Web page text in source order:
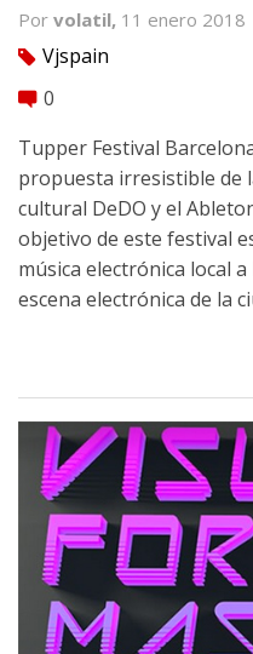
Por volatil, 11 enero 2018
tag Vjspain
comment 0
Tupper Festival
propuesta irresistible de
cultural DeDO y el
objetivo de este festival
música electrónica local
escena electrónica de la